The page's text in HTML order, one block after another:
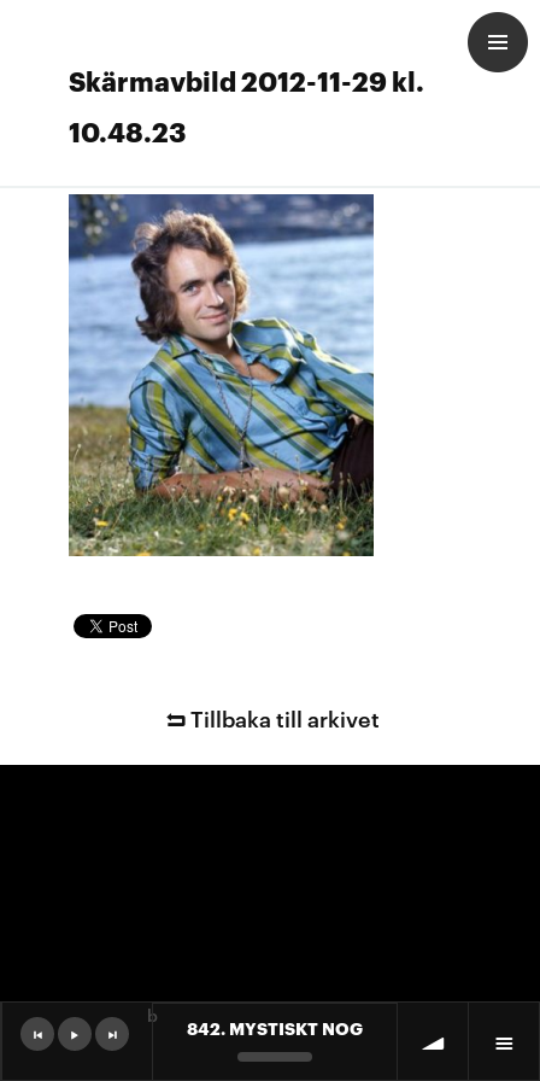
Skärmavbild 2012-11-29 kl.
10.48.23
Tillbaka till arkivet
842. MYSTISKT NOG
b